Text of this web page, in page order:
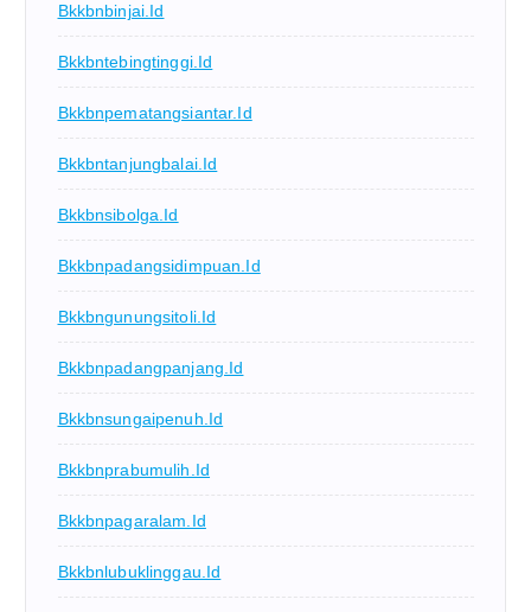
Bkkbnbinjai.id
Bkkbntebingtinggi.id
Bkkbnpematangsiantar.id
Bkkbntanjungbalai.id
Bkkbnsibolga.id
Bkkbnpadangsidimpuan.id
Bkkbngunungsitoli.id
Bkkbnpadangpanjang.id
Bkkbnsungaipenuh.id
Bkkbnprabumulih.id
Bkkbnpagaralam.id
Bkkbnlubuklinggau.id